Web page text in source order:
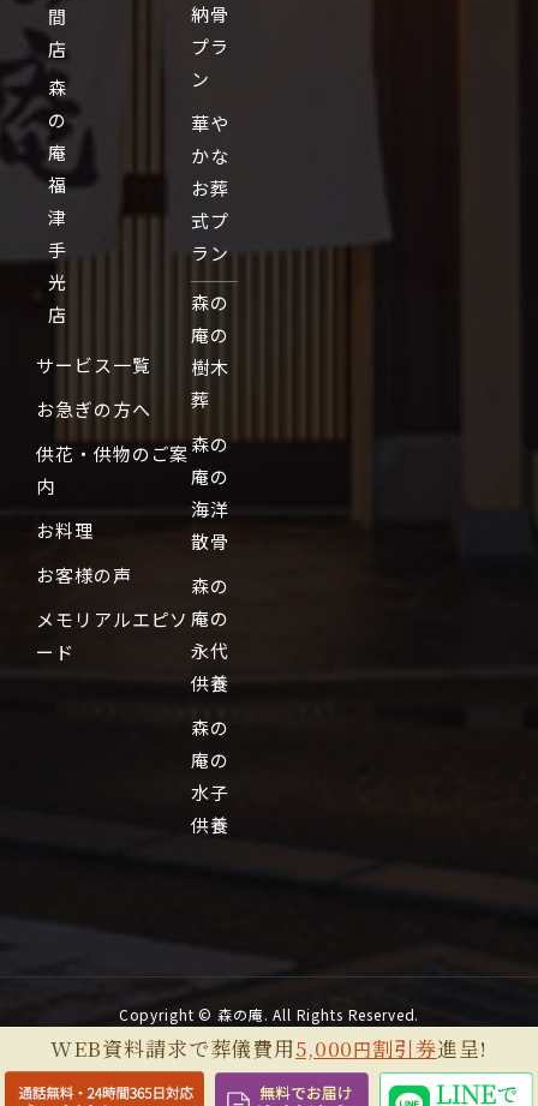
間
店
森
の
庵
福
津
手
光
店
サービス一覧
お急ぎの方へ
供花・供物のご案
内
お料理
お客様の声
メモリアルエピソ
ード
納骨
プラ
ン
華や
かな
お葬
式プ
ラン
森の
庵の
樹木
葬
森の
庵の
海洋
散骨
森の
庵の
永代
供養
森の
庵の
水子
供養
Copyright © 森の庵. All Rights Reserved.
WEB資料請求で葬儀費用5,000円割引券進呈!